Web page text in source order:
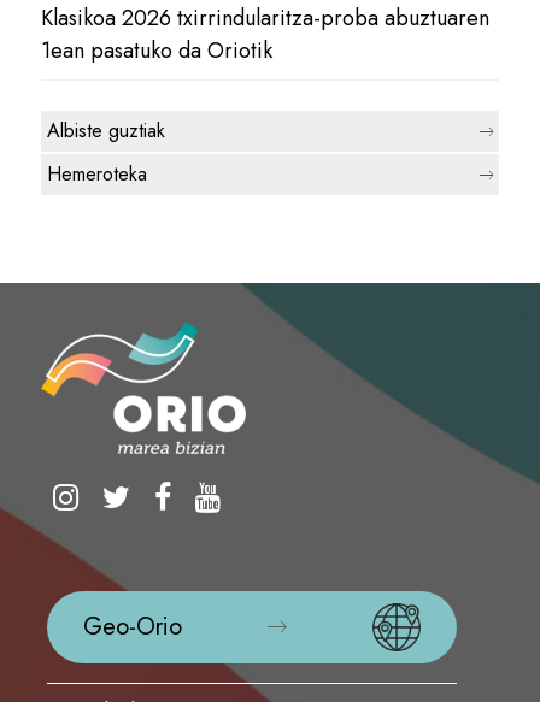
Klasikoa 2026 txirrindularitza-proba abuztuaren
1ean pasatuko da Oriotik
Albiste guztiak
Hemeroteka
Geo-Orio